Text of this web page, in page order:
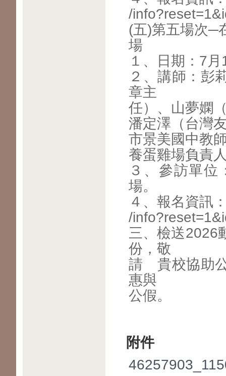
/
(五)第五場次─
場
１、日期：7
２、講師：彭
章主
任）、山夢嫻
潘定澤（台灣
市景美國中教
養蛋雞場負責
３、參訪單
場。
４、報名資訊
/
三、檢送2026
份，敬
請 貴校協助
惠與
公假。
附件